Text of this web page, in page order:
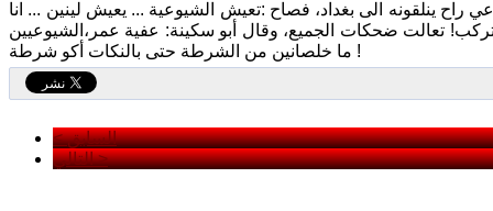
راح ينلقونه الى بغداد، فصاح :تعيش الشيوعية ... يعيش لينين ... انا
تعالت ضحكات الجميع، وقال أبو سكينة: عفية عمر،الشيوعيين
ما خلصانين من الشرطة حتى بالنكات أكو شرطة !
< السابق
التالي >